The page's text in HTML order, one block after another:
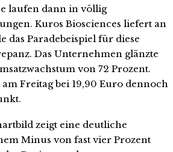
laufen dann in völlig
Kuros Biosciences liefert an
das Paradebeispiel für diese
Das Unternehmen glänzte
von 72 Prozent.
Freitag bei 19,90 Euro dennoch
zeigt eine deutliche
Minus von fast vier Prozent